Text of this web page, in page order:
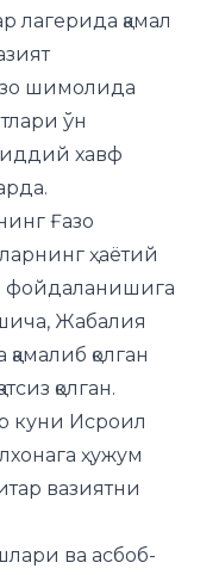
лагерида қамал
шимолида
ўн
хавф
Ғазо
ҳаётий
фойдаланишига
Жабалия
қолган
қолган.
куни Исроил
ҳужум
вазиятни
ва асбоб-